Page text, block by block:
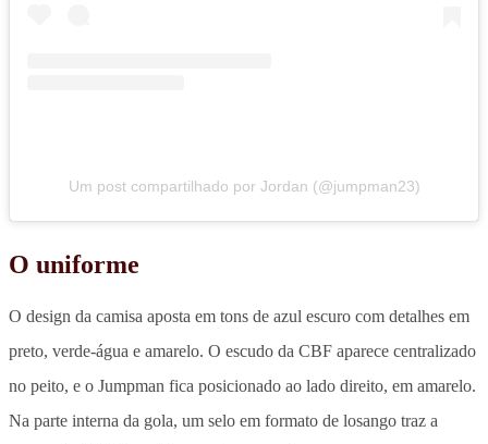
Um post compartilhado por Jordan (@jumpman23)
O uniforme
O design da camisa aposta em tons de azul escuro com detalhes em
preto, verde-água e amarelo. O escudo da CBF aparece centralizado
no peito, e o Jumpman fica posicionado ao lado direito, em amarelo.
Na parte interna da gola, um selo em formato de losango traz a